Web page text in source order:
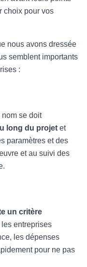
choix pour vos
nous avons dressée
semblent importants
:
se doit
long du projet et
paramètres et des
et au suivi des
un critère
entreprises
les dépenses
pour ne pas